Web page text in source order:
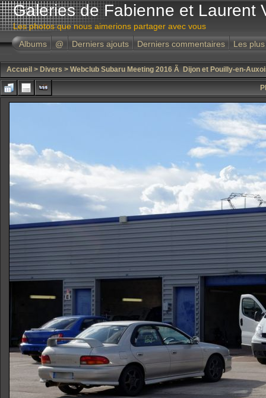
Galeries de Fabienne et Laurent
Les photos que nous aimerions partager avec vous
Albums
@ Derniers ajouts Derniers commentaires Les
Accueil > Divers > Webclub Subaru Meeting 2016 Ã Dijon et Pouilly-en-